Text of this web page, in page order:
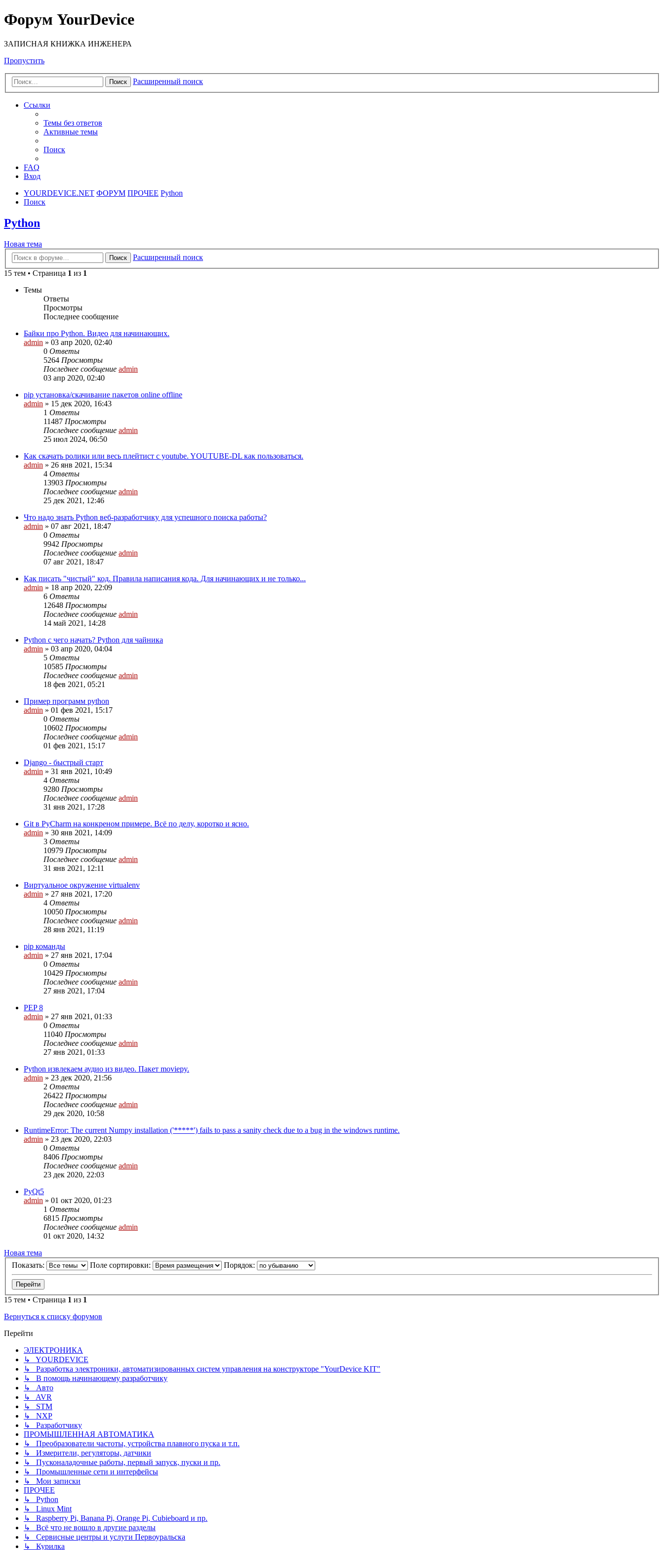
Форум YourDevice
ЗАПИСНАЯ КНИЖКА ИНЖЕНЕРА
Пропустить
Поиск Расширенный поиск
Ссылки
Темы без ответов
Активные темы
Поиск
FAQ
Вход
YOURDEVICE.NET ФОРУМ ПРОЧЕЕ Python
Поиск
Python
Новая тема
Поиск
Расширенный поиск
15 тем • Страница 1 из 1
Темы
Ответы
Просмотры
Последнее сообщение
Байки про Python. Видео для начинающих.
admin » 03 апр 2020, 02:40
0 Ответы
5264 Просмотры
Последнее сообщение admin
03 апр 2020, 02:40
pip установка/скачивание пакетов online offline
admin » 15 дек 2020, 16:43
1 Ответы
11487 Просмотры
Последнее сообщение admin
25 июл 2024, 06:50
Как скачать ролики или весь плейтист с youtube. YOUTUBE-DL как пользоваться.
admin » 26 янв 2021, 15:34
4 Ответы
13903 Просмотры
Последнее сообщение admin
25 дек 2021, 12:46
Что надо знать Python веб-разработчику для успешного поиска работы?
admin » 07 авг 2021, 18:47
0 Ответы
9942 Просмотры
Последнее сообщение admin
07 авг 2021, 18:47
Как писать "чистый" код. Правила написания кода. Для начинающих и не только...
admin » 18 апр 2020, 22:09
6 Ответы
12648 Просмотры
Последнее сообщение admin
14 май 2021, 14:28
Python с чего начать? Python для чайника
admin » 03 апр 2020, 04:04
5 Ответы
10585 Просмотры
Последнее сообщение admin
18 фев 2021, 05:21
Пример программ python
admin » 01 фев 2021, 15:17
0 Ответы
10602 Просмотры
Последнее сообщение admin
01 фев 2021, 15:17
Django - быстрый старт
admin » 31 янв 2021, 10:49
4 Ответы
9280 Просмотры
Последнее сообщение admin
31 янв 2021, 17:28
Git в PyCharm на конкреном примере. Всё по делу, коротко и ясно.
admin » 30 янв 2021, 14:09
3 Ответы
10979 Просмотры
Последнее сообщение admin
31 янв 2021, 12:11
Виртуальное окружение virtualenv
admin » 27 янв 2021, 17:20
4 Ответы
10050 Просмотры
Последнее сообщение admin
28 янв 2021, 11:19
pip команды
admin » 27 янв 2021, 17:04
0 Ответы
10429 Просмотры
Последнее сообщение admin
27 янв 2021, 17:04
PEP 8
admin » 27 янв 2021, 01:33
0 Ответы
11040 Просмотры
Последнее сообщение admin
27 янв 2021, 01:33
Python извлекаем аудио из видео. Пакет moviepy.
admin » 23 дек 2020, 21:56
2 Ответы
26422 Просмотры
Последнее сообщение admin
29 дек 2020, 10:58
RuntimeError: The current Numpy installation ('*****') fails to pass a sanity check due to a bug in the windows runtime.
admin » 23 дек 2020, 22:03
0 Ответы
8406 Просмотры
Последнее сообщение admin
23 дек 2020, 22:03
PyQt5
admin » 01 окт 2020, 01:23
1 Ответы
6815 Просмотры
Последнее сообщение admin
01 окт 2020, 14:32
Новая тема
Показать:
Поле сортировки: Порядок:
15 тем • Страница 1 из 1
Вернуться к списку форумов
Перейти
ЭЛЕКТРОНИКА
↳ YOURDEVICE
↳ Разработка электроники, автоматизированных систем управления на конструкторе "YourDevice KIT"
↳ В помощь начинающему разработчику
↳ Авто
↳ AVR
↳ STM
↳ NXP
↳ Разработчику
ПРОМЫШЛЕННАЯ АВТОМАТИКА
↳ Преобразователи частоты, устройства плавного пуска и т.п.
↳ Измерители, регуляторы, датчики
↳ Пусконаладочные работы, первый запуск, пуски и пр.
↳ Промышленные сети и интерфейсы
↳ Мои записки
ПРОЧЕЕ
↳ Python
↳ Linux Mint
↳ Raspberry Pi, Banana Pi, Orange Pi, Cubieboard и пр.
↳ Всё что не вошло в другие разделы
↳ Сервисные центры и услуги Первоуральска
↳ Курилка